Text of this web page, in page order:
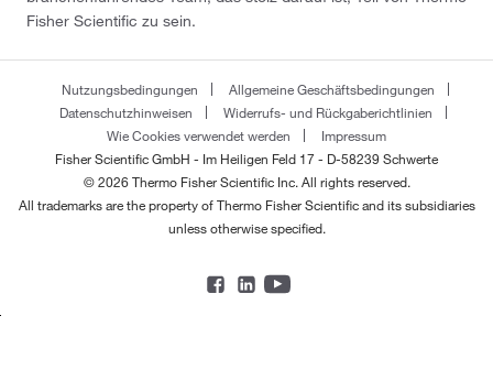
Fisher Scientific zu sein.
Nutzungsbedingungen
Allgemeine Geschäftsbedingungen
Datenschutzhinweisen
Widerrufs- und Rückgaberichtlinien
Wie Cookies verwendet werden
Impressum
Fisher Scientific GmbH - Im Heiligen Feld 17 - D-58239 Schwerte
© 2026 Thermo Fisher Scientific Inc. All rights reserved.
All trademarks are the property of Thermo Fisher Scientific and its subsidiaries
unless otherwise specified.